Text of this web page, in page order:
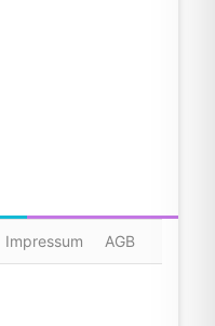
Impressum AGB